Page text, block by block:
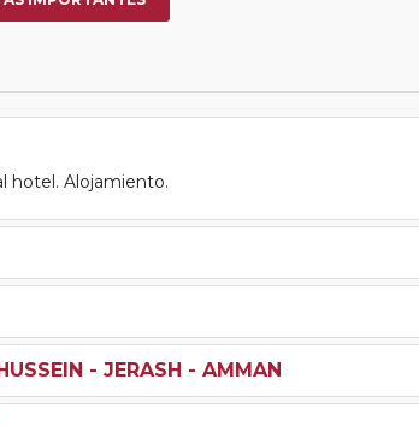
hotel. Alojamiento.
- JERASH - AMMAN